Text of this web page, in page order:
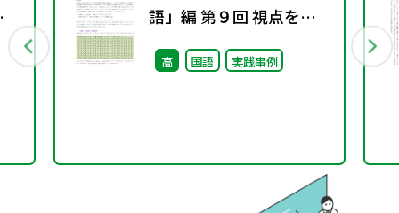
語」編 第９回 視点を変
え、発想を豊かにするト
レーニング（２）
高 国語 実践事例